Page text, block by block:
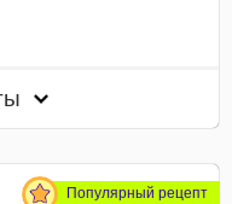
Популярный рецепт